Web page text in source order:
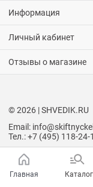
Информация
Личный кабинет
Отзывы о магазине
© 2026 | SHVEDIK.RU
Email:
Тел.: +7 (495) 118-24-
Главная Каталог